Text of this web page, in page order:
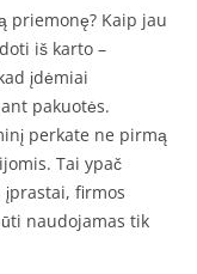
priemonę? Kaip jau
iš karto –
įdėmiai
pakuotės.
perkate ne pirmą
Tai ypač
firmos
naudojamas tik